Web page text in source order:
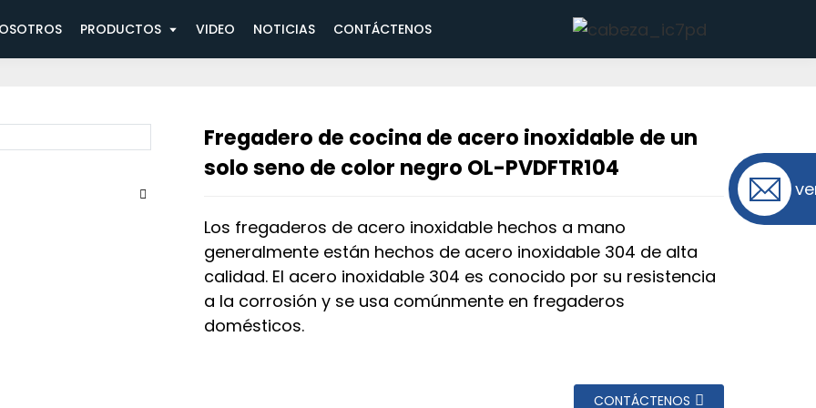
PRODUCTOS VIDEO NOTICIAS CONTÁCTENOS
Fregadero de cocina de acero inoxidable de un solo seno de color negro OL-
Fregadero de cocina de acero inoxidable de un
solo seno de color negro OL-PVDFTR104
Los fregaderos de acero inoxidable hechos a mano
generalmente están hechos de acero inoxidable 304 de alta
calidad. El acero inoxidable 304 es conocido por su resistencia
a la corrosión y se usa comúnmente en fregaderos
domésticos.
CONTÁCTENOS